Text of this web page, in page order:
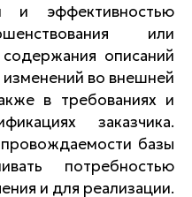
и эффективностью
или
описаний
во внешней
в требованиях и
заказчика.
базы
потребностью
и для реализации.